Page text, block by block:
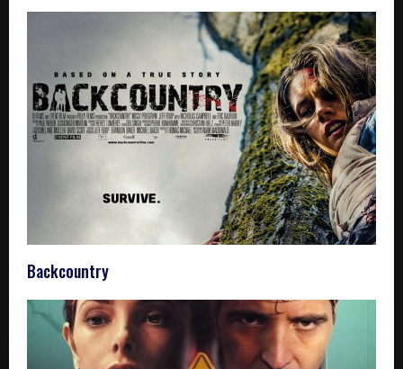
Backcountry